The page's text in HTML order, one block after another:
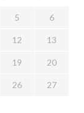
5 6
12 13
19 20
26 27